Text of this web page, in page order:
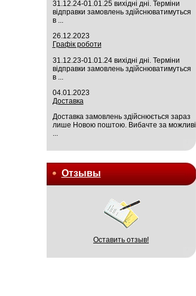
31.12.24-01.01.25 вихідні дні. Терміни
відправки замовлень здійснюватимуться
в ...
26.12.2023
Графік роботи
31.12.23-01.01.24 вихідні дні. Терміни
відправки замовлень здійснюватимуться
в ...
04.01.2023
Доставка
Доставка замовлень здійснюється зараз
лише Новою поштою. Вибачте за можливі
...
Отзывы
Оставить отзыв!